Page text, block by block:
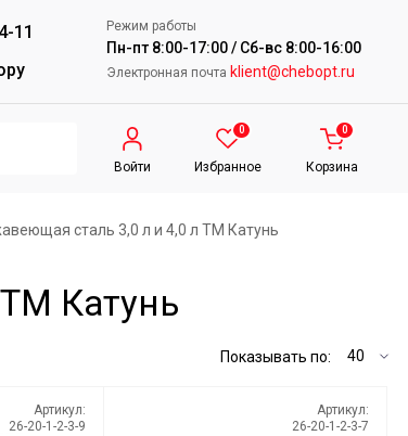
11
Режим работы
Пн-пт 8:00-17:00 / Сб-вс 8:00-16:00
Электронная почта klient@chebopt.ru
Войти
0
Избранное
0
Корзина
сталь 3,0 л и 4,0 л ТМ Катунь
Катунь
Показывать по:
Артикул:
26-20-1-2-3-9
Артикул:
26-20-1-2-3-7